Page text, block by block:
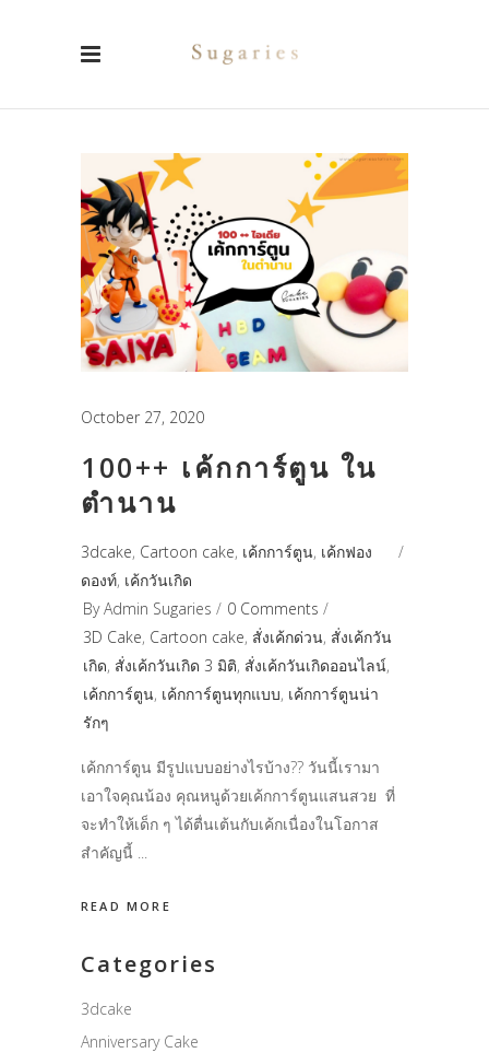
October 27, 2020
100++ เค้กการ์ตูน ใน
ตำนาน
3dcake, Cartoon cake, เค้กการ์ตูน, เค้กฟอง
ดองท์, เค้กวันเกิด
ByAdmin Sugaries
0 Comments
3D Cake, Cartoon cake, สั่งเค้กด่วน, สั่งเค้กวัน
เกิด, สั่งเค้กวันเกิด 3 มิติ, สั่งเค้กวันเกิดออนไลน์,
เค้กการ์ตูน, เค้กการ์ตูนทุกแบบ, เค้กการ์ตูนน่า
รักๆ
เค้กการ์ตูน มีรูปแบบอย่างไรบ้าง?? วันนี้เรามา
เอาใจคุณน้อง คุณหนูด้วยเค้กการ์ตูนแสนสวย ที่
จะทำให้เด็ก ๆ ได้ตื่นเต้นกับเค้กเนื่องในโอกาส
สำคัญนี้
READ MORE
Categories
3dcake
Anniversary Cake